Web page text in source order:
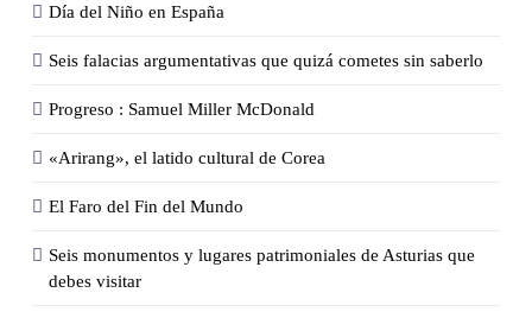
Día del Niño en España
Seis falacias argumentativas que quizá cometes sin saberlo
Progreso : Samuel Miller McDonald
«Arirang», el latido cultural de Corea
El Faro del Fin del Mundo
Seis monumentos y lugares patrimoniales de Asturias que
debes visitar